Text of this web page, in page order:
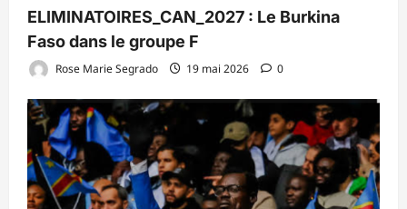
ELIMINATOIRES_CAN_2027 : Le Burkina
Faso dans le groupe F
Rose Marie Segrado 19 mai 2026 0